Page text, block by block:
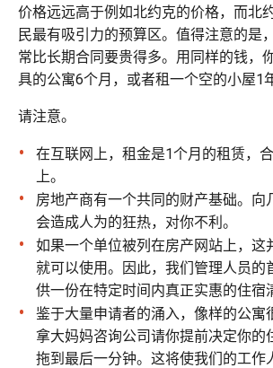
价格远远高于例如北约克的价格，而北
民最有吸引力的预算区。值得注意的是
常比长期合同要贵得多。用同样的钱，
具的公寓6个月，或者租一个空的小屋1
请注意。
在互联网上，租金是1个月的租赁，
上。
房地产商有一个共同的财产基础。向
会造成人为的狂热，对你不利。
如果一个单位被列在房产网站上，这
就可以使用。因此，我们管理人员的
供一份在特定时间内真正实惠的住宿
鉴于大量申请者的涌入，像样的公寓
拿大妈妈咨询公司请你提前决定你的
拖到最后一分钟。这将使我们的工作